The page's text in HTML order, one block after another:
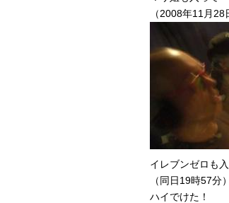
（2008年11月28
イレブンゼロも入
（同日19時57分）
ハイでけた！